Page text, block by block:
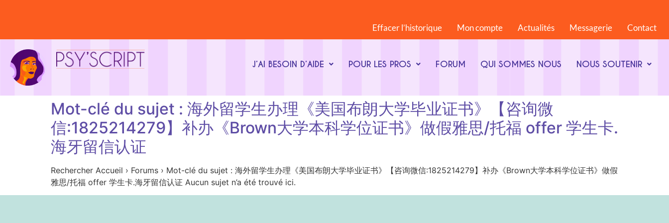
Effacer l’historique Mon compte Actualités Messagerie Contact
J’AI BESOIN D’AIDE POUR LES PROS FORUM QUI SOMMES NOUS NOUS SOUTENIR
Mot-clé du sujet : 海外留学生办理《美国布朗大学毕业证书》【咨询微
信:1825214279】补办《Brown大学本科学位证书》做假雅思/托福 offer 学生卡.
海牙留信认证
Rechercher Accueil › Forums › Mot-clé du sujet : 海外留学生办理《美国布朗大学毕业证书》【咨询微信:1825214279】补办《Brown大学本科学位证书》做假
雅思/托福 offer 学生卡.海牙留信认证 Aucun sujet n’a été trouvé ici.